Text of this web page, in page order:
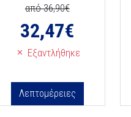
από 36,90€
32,47€
Εξαντλήθηκε
Λεπτομέρειες